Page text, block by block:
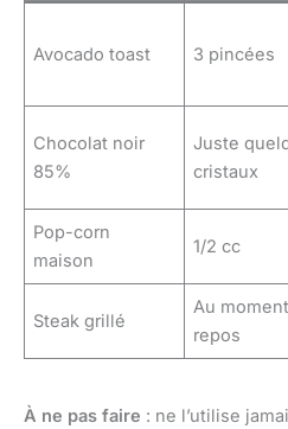
Avocado toast 3 pincées
Chocolat noir
85%
Juste
cristaux
Pop-corn
maison
1/2 cc
Steak grillé
Au
repos
À ne pas faire : ne l’utilise